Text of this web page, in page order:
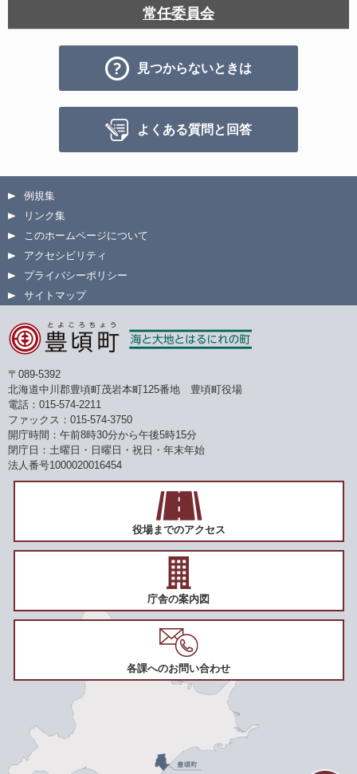
常任委員会
見つからないときは
よくある質問と回答
例規集
リンク集
このホームページについて
アクセシビリティ
プライバシーポリシー
サイトマップ
〒089-5392
北海道中川郡豊頃町茂岩本町125番地 豊頃町役場
電話：015-574-2211
ファックス：015-574-3750
開庁時間：午前8時30分から午後5時15分
閉庁日：土曜日・日曜日・祝日・年末年始
法人番号1000020016454
役場までのアクセス
庁舎の案内図
各課へのお問い合わせ